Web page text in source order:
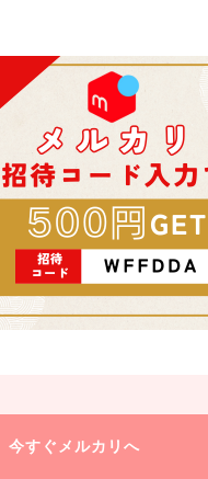
今すぐメルカリへ